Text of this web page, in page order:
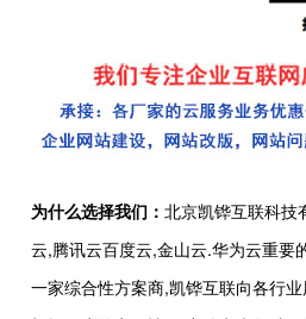
为什么选择我们： 北京凯铧互联科技
云,腾讯云百度云,金山云.华为云重要
一家综合性方案商,凯铧互联向各行